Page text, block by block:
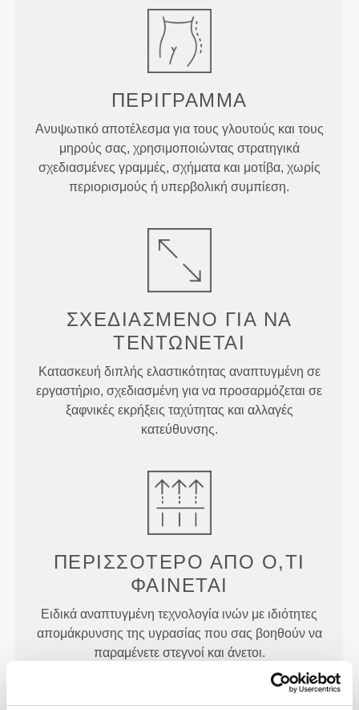
ΠΕΡΊΓΡΑΜΜΑ
Ανυψωτικό αποτέλεσμα για τους γλουτούς και τους
μηρούς σας, χρησιμοποιώντας στρατηγικά
σχεδιασμένες γραμμές, σχήματα και μοτίβα, χωρίς
περιορισμούς ή υπερβολική συμπίεση.
ΣΧΕΔΙΑΣΜΈΝΟ ΓΙΑ ΝΑ
ΤΕΝΤΏΝΕΤΑΙ
Κατασκευή διπλής ελαστικότητας αναπτυγμένη σε
εργαστήριο, σχεδιασμένη για να προσαρμόζεται σε
ξαφνικές εκρήξεις ταχύτητας και αλλαγές
κατεύθυνσης.
ΠΕΡΙΣΣΌΤΕΡΟ ΑΠΌ Ό,ΤΙ
ΦΑΊΝΕΤΑΙ
Ειδικά αναπτυγμένη τεχνολογία ινών με ιδιότητες
απομάκρυνσης της υγρασίας που σας βοηθούν να
παραμένετε στεγνοί και άνετοι.